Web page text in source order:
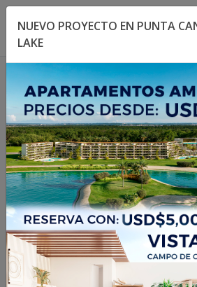
Toggle navigation menu
1/31
NUEVO PROYECTO EN PUNTA
LAKE